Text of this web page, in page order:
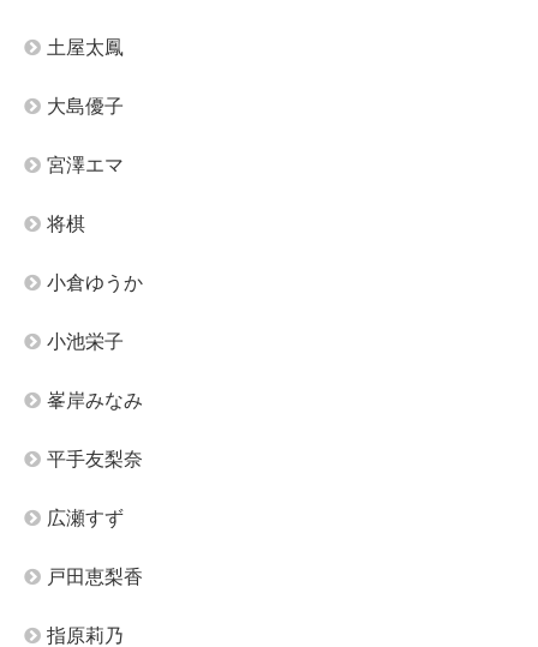
土屋太鳳
大島優子
宮澤エマ
将棋
小倉ゆうか
小池栄子
峯岸みなみ
平手友梨奈
広瀬すず
戸田恵梨香
指原莉乃